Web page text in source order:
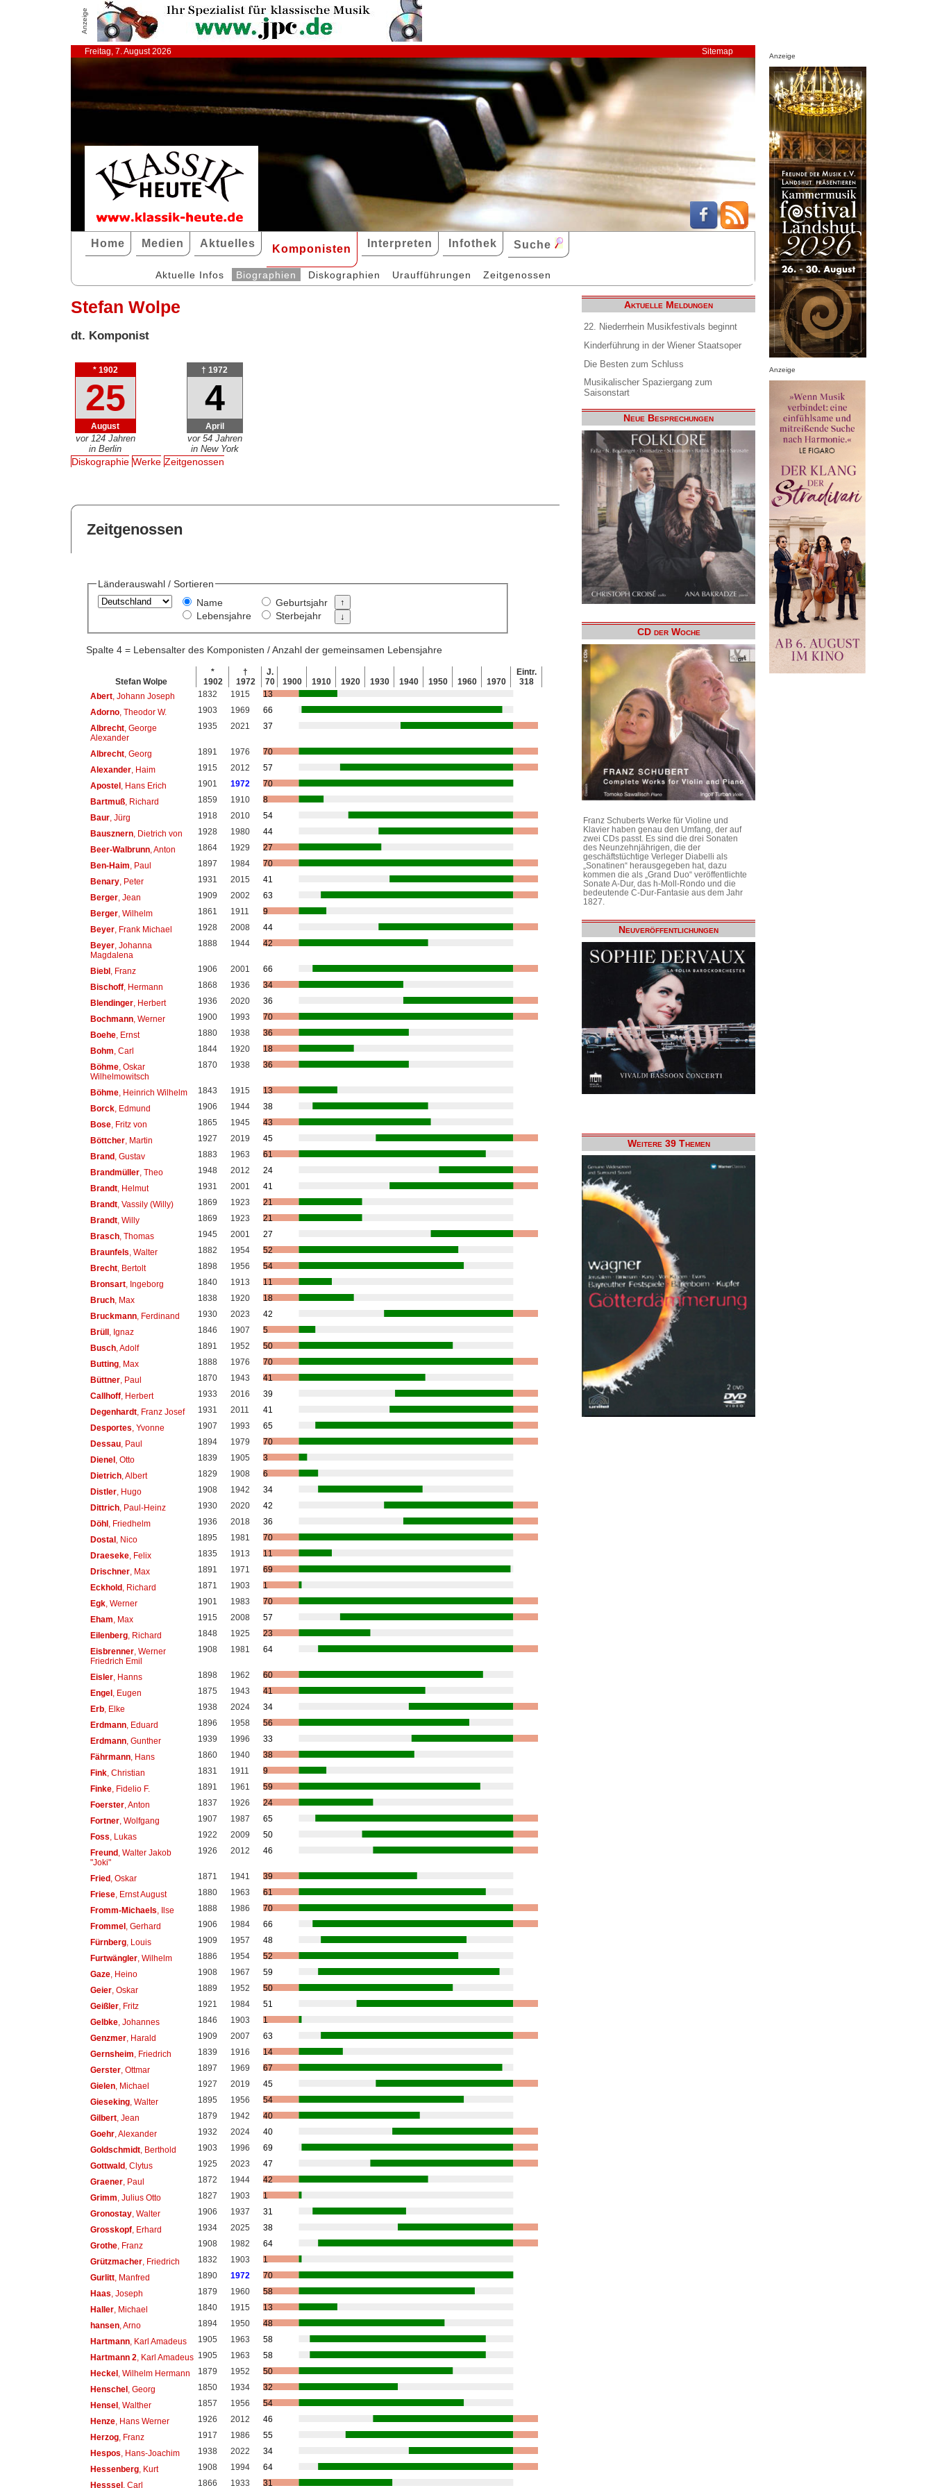
Anzeige
Freitag, 7. August 2026 Sitemap
Home Medien Aktuelles Komponisten Interpreten Infothek Suche
Aktuelle Infos Biographien Diskographien Uraufführungen Zeitgenossen
Stefan Wolpe
dt. Komponist
* 1902
25
August
vor 124 Jahren
in Berlin
† 1972
4
April
vor 54 Jahren
in New York
Diskographie Werke Zeitgenossen
Zeitgenossen
Länderauswahl / Sortieren
Name
Lebensjahre
Geburtsjahr
Sterbejahr
Spalte 4 = Lebensalter des Komponisten / Anzahl der gemeinsamen Lebensjahre
Stefan Wolpe
*
1902
†
1972
J.
70
1900 1910 1920 1930 1940 1950 1960 1970
Eintr.
318
Abert, Johann Joseph 1832 1915
13
Adorno, Theodor W. 1903 1969
66
Albrecht, George
Alexander
1935 2021 37
Albrecht, Georg 1891 1976
70
Alexander, Haim 1915 2012
57
Apostel, Hans Erich 1901 1972
70
Bartmuß, Richard 1859 1910
8
Baur, Jürg 1918 2010
54
Bausznern, Dietrich von 1928 1980
44
Beer-Walbrunn, Anton 1864 1929
27
Ben-Haim , Paul 1897 1984
70
Benary, Peter 1931 2015
41
Berger, Jean 1909 2002
63
Berger, Wilhelm 1861 1911
9
Beyer, Frank Michael 1928 2008
44
Beyer, Johanna
Magdalena
1888 1944 42
Biebl, Franz 1906 2001
66
Bischoff, Hermann 1868 1936
34
Blendinger, Herbert 1936 2020
36
Bochmann, Werner 1900 1993
70
Boehe, Ernst 1880 1938
36
Bohm , Carl 1844 1920
18
Böhme, Oskar
Wilhelmowitsch
1870 1938 36
Böhme, Heinrich Wilhelm 1843 1915
13
Borck, Edmund 1906 1944
38
Bose, Fritz von 1865 1945
43
Böttcher, Martin 1927 2019
45
Brand, Gustav 1883 1963
61
Brandmüller, Theo 1948 2012
24
Brandt, Helmut 1931 2001
41
Brandt, Vassily (Willy) 1869 1923
21
Brandt, Willy 1869 1923
21
Brasch, Thomas 1945 2001
27
Braunfels , Walter 1882 1954
52
Brecht, Bertolt 1898 1956
54
Bronsart, Ingeborg 1840 1913
11
Bruch, Max 1838 1920
18
Bruckmann, Ferdinand 1930 2023
42
Brüll, Ignaz 1846 1907
5
Busch, Adolf 1891 1952
50
Butting, Max 1888 1976
70
Büttner, Paul 1870 1943
41
Callhoff, Herbert 1933 2016
39
Degenhardt, Franz Josef 1931 2011
41
Desportes , Yvonne 1907 1993
65
Dessau, Paul 1894 1979
70
Dienel, Otto 1839 1905
3
Dietrich, Albert 1829 1908
6
Distler, Hugo 1908 1942
34
Dittrich, Paul-Heinz 1930 2020
42
Döhl, Friedhelm 1936 2018
36
Dostal, Nico 1895 1981
70
Draeseke, Felix 1835 1913
11
Drischner, Max 1891 1971
69
Eckhold, Richard 1871 1903
1
Egk, Werner 1901 1983
70
Eham , Max 1915 2008
57
Eilenberg, Richard 1848 1925
23
Eisbrenner, Werner
Friedrich Emil
1908 1981 64
Eisler, Hanns 1898 1962
60
Engel, Eugen 1875 1943
41
Erb, Elke 1938 2024
34
Erdmann, Eduard 1896 1958
56
Erdmann, Gunther 1939 1996
33
Fährmann, Hans 1860 1940
38
Fink, Christian 1831 1911
9
Finke, Fidelio F. 1891 1961
59
Foerster, Anton 1837 1926
24
Fortner, Wolfgang 1907 1987
65
Foss , Lukas 1922 2009
50
Freund, Walter Jakob
"Joki"
1926 2012 46
Fried, Oskar 1871 1941
39
Friese, Ernst August 1880 1963
61
Fromm-Michaels , Ilse 1888 1986
70
Frommel, Gerhard 1906 1984
66
Fürnberg, Louis 1909 1957
48
Furtwängler, Wilhelm 1886 1954
52
Gaze, Heino 1908 1967
59
Geier, Oskar 1889 1952
50
Geißler, Fritz 1921 1984
51
Gelbke, Johannes 1846 1903
1
Genzmer, Harald 1909 2007
63
Gernsheim , Friedrich 1839 1916
14
Gerster, Ottmar 1897 1969
67
Gielen, Michael 1927 2019
45
Gieseking, Walter 1895 1956
54
Gilbert, Jean 1879 1942
40
Goehr, Alexander 1932 2024
40
Goldschmidt, Berthold 1903 1996
69
Gottwald, Clytus 1925 2023
47
Graener, Paul 1872 1944
42
Grimm , Julius Otto 1827 1903
1
Gronostay, Walter 1906 1937
31
Grosskopf, Erhard 1934 2025
38
Grothe, Franz 1908 1982
64
Grützmacher, Friedrich 1832 1903
1
Gurlitt, Manfred 1890 1972
70
Haas , Joseph 1879 1960
58
Haller, Michael 1840 1915
13
hansen, Arno 1894 1950
48
Hartmann, Karl Amadeus 1905 1963
58
Hartmann 2 , Karl Amadeus 1905 1963
58
Heckel, Wilhelm Hermann 1879 1952
50
Henschel, Georg 1850 1934
32
Hensel, Walther 1857 1956
54
Henze, Hans Werner 1926 2012
46
Herzog, Franz 1917 1986
55
Hespos , Hans-Joachim 1938 2022
34
Hessenberg, Kurt 1908 1994
64
Hesssel, Carl 1866 1933 31
Aktuelle Meldungen
22. Niederrhein Musikfestivals beginnt
Kinderführung in der Wiener Staatsoper
Die Besten zum Schluss
Musikalischer Spaziergang zum
Saisonstart
Neue Besprechungen
CD der Woche
Franz Schuberts Werke für Violine und
Klavier haben genau den Umfang, der auf
zwei CDs passt. Es sind die drei Sonaten
des Neunzehnjährigen, die der
geschäftstüchtige Verleger Diabelli als
„Sonatinen“ herausgegeben hat, dazu
kommen die als „Grand Duo“ veröffentlichte
Sonate A-Dur, das h-Moll-Rondo und die
bedeutende C-Dur-Fantasie aus dem Jahr
1827.
Neuveröffentlichungen
Weitere 39 Themen
Anzeige
Anzeige